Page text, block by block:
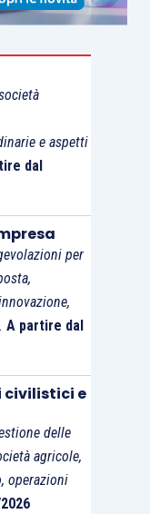
e aspetti
dal
per
A partire dal
civilistici e
delle
agricole,
operazioni